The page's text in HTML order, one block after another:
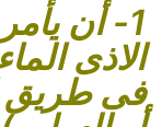
1- أن
الاذى
فى طريق